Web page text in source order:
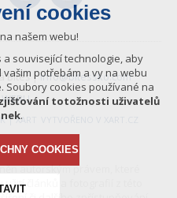
Bíteš |info@bitessko.com
autorským právem, které
užití článků a fotografií z této
cookies
našem webu!
související technologie, aby
potřebám a vy na webu
Soubory cookies používané na
totožnosti uživatelů
.
COOKIES